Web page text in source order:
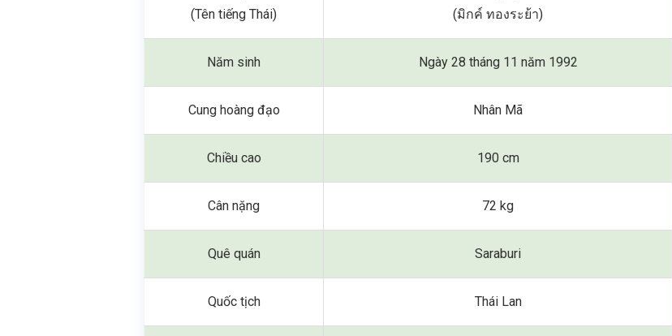
(Tên tiếng Thái)
(มิกค์ ทองระย้า)
Năm sinh Ngày 28 tháng 11 năm 1992
Cung hoàng đạo Nhân Mã
Chiều cao 190 cm
Cân nặng 72 kg
Quê quán Saraburi
Quốc tịch Thái Lan